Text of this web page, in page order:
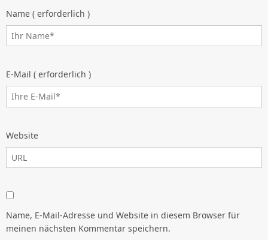
Name ( erforderlich )
E-Mail ( erforderlich )
Website
Name, E-Mail-Adresse und Website in diesem Browser für
meinen nächsten Kommentar speichern.